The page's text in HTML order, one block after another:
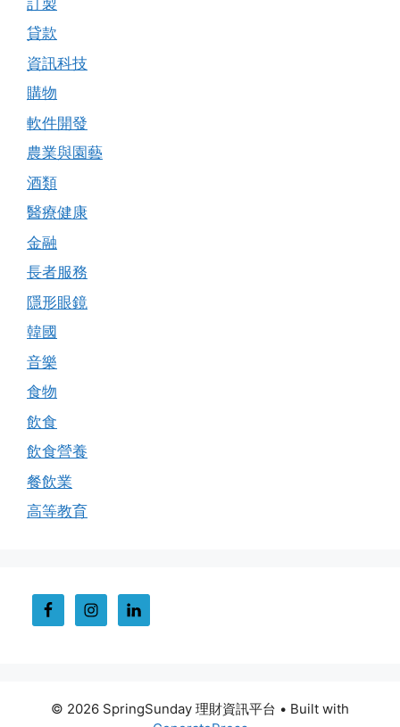
貸款
資訊科技
購物
軟件開發
農業與園藝
酒類
醫療健康
金融
長者服務
隱形眼鏡
韓國
音樂
食物
飲食
飲食營養
餐飲業
高等教育
© 2026 SpringSunday 理財資訊平台 • Built with